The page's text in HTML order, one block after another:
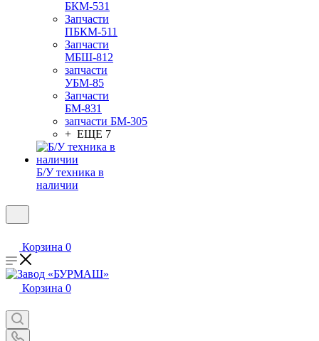
БКМ-531
Запчасти
ПБКМ-511
Запчасти
МБШ-812
запчасти
УБМ-85
Запчасти
БМ-831
запчасти БМ-305
+ ЕЩЕ 7
Б/У техника в
наличии
Корзина 0
Корзина 0